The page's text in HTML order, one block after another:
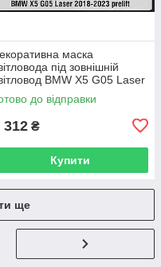
маска
під зовнішній
BMW X5 G05 Laser
2023) дорест ліва
до відправки
312 ₴
Купити
ще